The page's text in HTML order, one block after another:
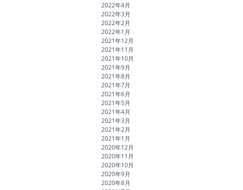
2022年4月
2022年3月
2022年2月
2022年1月
2021年12月
2021年11月
2021年10月
2021年9月
2021年8月
2021年7月
2021年6月
2021年5月
2021年4月
2021年3月
2021年2月
2021年1月
2020年12月
2020年11月
2020年10月
2020年9月
2020年8月